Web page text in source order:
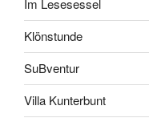
Im Lesesessel
Klönstunde
SuBventur
Villa Kunterbunt